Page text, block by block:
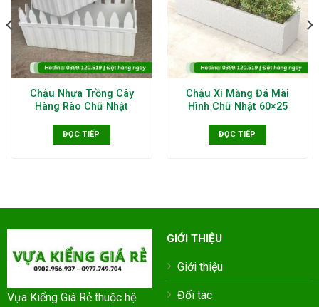
Chậu Nhựa Trồng Cây
Hàng Rào Chữ Nhật
ĐỌC TIẾP
Chậu Xi Măng Đá Mài
Hình Chữ Nhật 60×25
ĐỌC TIẾP
Vựa Kiểng Giá Rẻ thuộc hệ
GIỚI THIỆU
Giới thiệu
Đối tác